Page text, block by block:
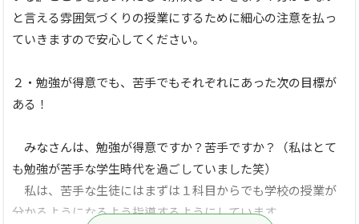
と言える雰囲気づくりの授業にするために細心の注意を払っ
ていきますので安心してください。
２・勉強が得意でも、苦手でもそれぞれにあった次の目標が
ある！
みなさんは、勉強が得意ですか？苦手ですか？（私はとて
も勉強が苦手な学生時代を過ごしていました笑）
私は、苦手な生徒にはまずは１科目からでも学校の授業が
分かるようになるよう指導するようにしています。